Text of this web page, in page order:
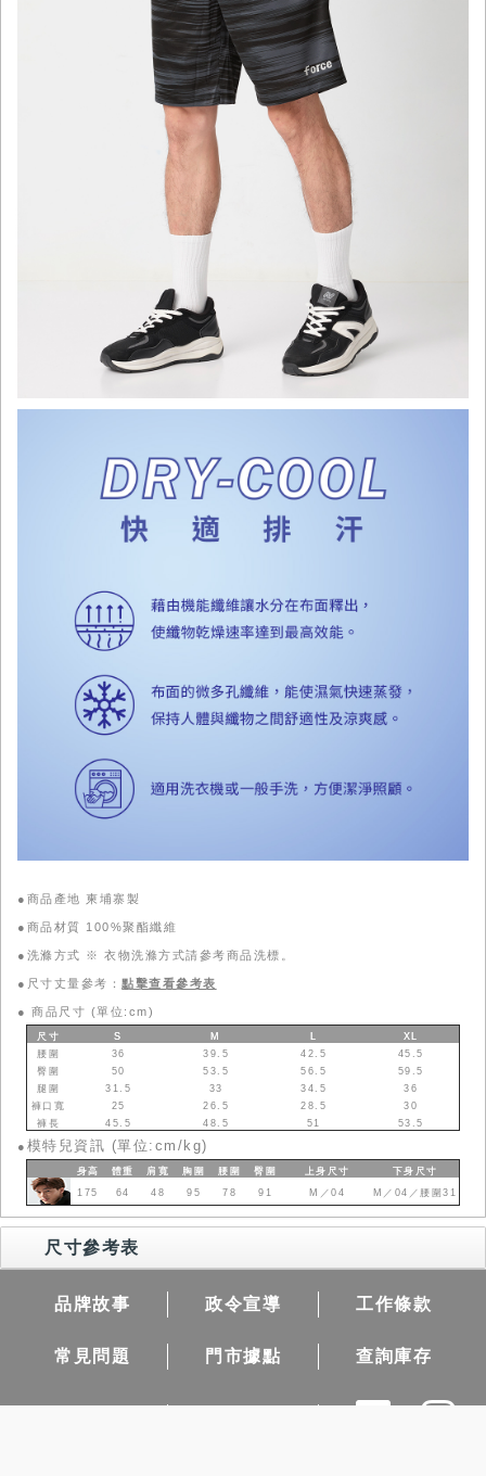
●商品產地 柬埔寨製
●商品材質 100%聚酯纖維
●洗滌方式 ※ 衣物洗滌方式請參考商品洗標。
●尺寸丈量參考： 點擊查看參考表
● 商品尺寸 (單位:cm)
尺寸 S M L
XL
腰圍
36 39.5 42.5
45.5
臀圍
50 53.5 56.5
59.5
腿圍
31.5 33 34.5
36
褲口寬
25 26.5 28.5
30
褲長
45.5 48.5 51 53.5
● 模特兒資訊 (單位:cm/kg)
身高 體重 肩寬 胸圍 腰圍 臀圍 上身 尺寸 下身 尺寸
175
64 48 95 78 91 M／04 M／04／腰圍31
尺寸參考表
品牌故事 政令宣導 工作條款
常見問題 門市據點 查詢庫存